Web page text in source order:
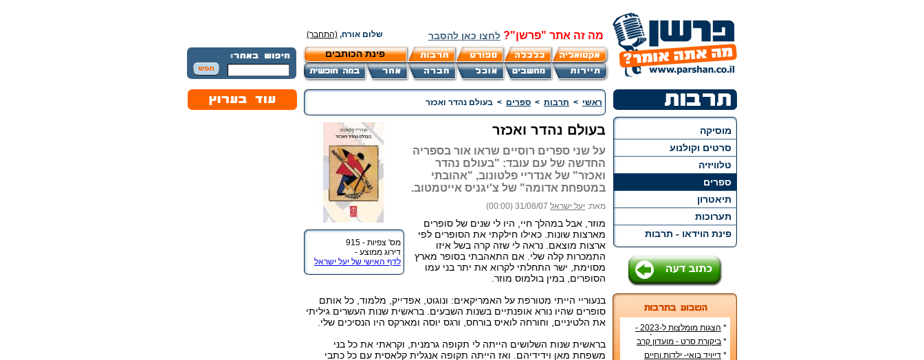
מה זה אתר "פרשן"? לחצו כאן להסבר שלום אורח, (התחבר)
פינת הכותבים
מוסיקה
סרטים וקולנוע
טלוויזיה
ספרים
תיאטרון
תערוכות
פינת הוידאו - תרבות
*
הצגות מומלצות ל-2023 -
הרשימה הטובה ביותר!
* ביקורת סרט - מועדון קרב
* דייויד בואי- ילדות וחיים
ראשי > תרבות > ספרים > בעולם נהדר ואכזר
מס' צפיות - 915
דירוג ממוצע -
לדף האישי של יעל ישראל
בעולם נהדר ואכזר
על שני ספרים רוסיים שראו אור בספריה
החדשה של עם עובד: "בעולם נהדר
ואכזר" של אנדריי פלטונוב, "אהובתי
במטפחת אדומה" של צ'יגניס אייטמטוב.
מאת: יעל ישראל 31/08/07 (00:00)
מוזר, אבל במהלך חיי, היו לי שנים של סופרים
מארצות שונות. כאילו חילקתי את הסופרים לפי
ארצות מוצאם. נראה לי שזה קרה בשל איזו
התמכרות קלה שלי. אם התאהבתי בסופר מארץ
מסוימת, ישר התחלתי לקרוא את יתר בני עמו
הסופרים, במין בולמוס מוזר.
בנעוריי הייתי מטורפת על האמריקאים: ונוגוט, אפדייק, מלמוד, כל אותם
סופרים שהיו נורא אופנתיים בשנות השבעים. בראשית שנות העשרים גיליתי
את הלטיניים, וחורחה לואיס בורחס, ורגס יוסה ומארקס היו הנסיכים שלי.
בראשית שנות השלושים הייתה לי תקופה גרמנית, וקראתי את כל בני
משפחת מאן וידידיהם. ואז הייתה תקופה אנגלית קלאסית עם כל כתבי